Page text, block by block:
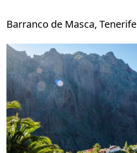
Barranco de Masca, Tenerife